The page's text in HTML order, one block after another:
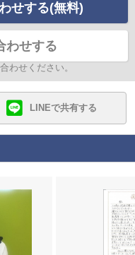
せする(無料)
わせする
わせください。
LINEで共有する